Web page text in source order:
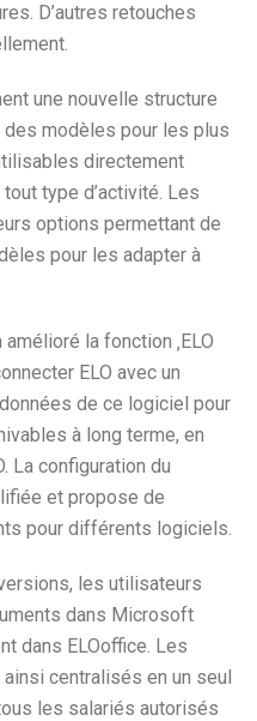
D’autres retouches
une nouvelle structure
modèles pour les plus
directement
type d’activité. Les
options permettant de
pour les adapter à
la fonction ‚ELO
ELO avec un
de ce logiciel pour
à long terme, en
La configuration du
et propose de
pour différents logiciels.
les utilisateurs
dans Microsoft
dans ELOoffice. Les
centralisés en un seul
les salariés autorisés